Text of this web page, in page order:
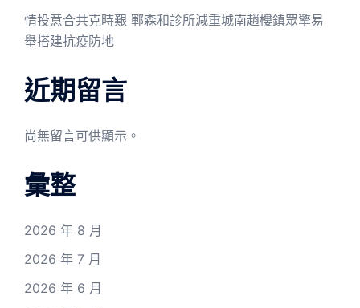
情投意合共克時艱 鄆森和診所減重城南趙樓鎮眾擎易
舉搭建抗疫防地
近期留言
尚無留言可供顯示。
彙整
2026 年 8 月
2026 年 7 月
2026 年 6 月